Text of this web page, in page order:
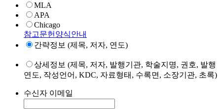
MLA
APA
Chicago
참고문헌양식안내
간략정보 (제목, 저자, 연도)
상세정보 (제목, 저자, 발행기관, 학술지명, 권호, 발행
연도, 작성언어, KDC, 자료형태, 수록면, 소장기관, 초록)
수신자 이메일